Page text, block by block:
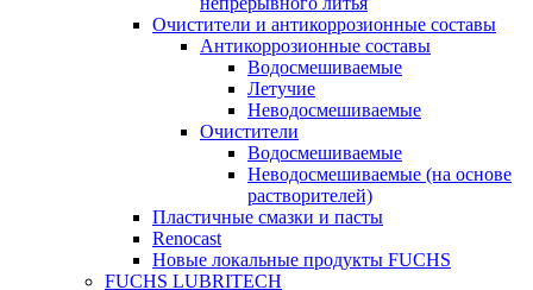
Очистители и антикоррозионные составы
Антикоррозионные составы
Водосмешиваемые
Летучие
Неводосмешиваемые
Очистители
Водосмешиваемые
Неводосмешиваемые (на основе
растворителей)
Пластичные смазки и пасты
Renocast
Новые локальные продукты FUCHS
FUCHS LUBRITECH